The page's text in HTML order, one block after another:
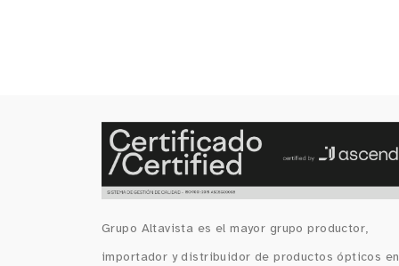
Grupo Altavista es el mayor grupo productor,
importador y distribuidor de productos ópticos en